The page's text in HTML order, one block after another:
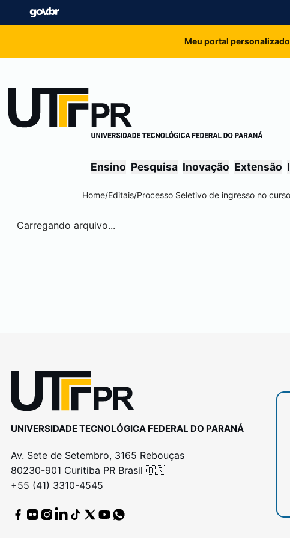
Meu portal personalizado
Ensino Pesquisa Inovação Extensão
Home/Editais/Processo Seletivo de ingresso no
Carregando arquivo...
UNIVERSIDADE TECNOLÓGICA FEDERAL DO PARANÁ
Av. Sete de Setembro, 3165 Rebouças
80230-901 Curitiba PR Brasil 🇧🇷
+55 (41) 3310-4545